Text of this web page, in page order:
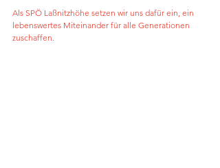
Als SPÖ Laßnitzhöhe setzen wir uns dafür ein, ein
lebenswertes Miteinander für alle Generationen
zuschaffen.